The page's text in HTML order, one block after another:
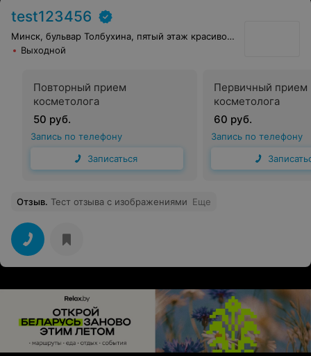
массу удовольствия ♥️
test123456
Минск, бульвар Толбухина, пятый этаж красивого здания, 2
Выходной
Повторный прием
косметолога
50 руб.
Запись по телефону
Записаться
Первичный прием
косметолога
60 руб.
Запись по телефону
Отзыв. Тест отзыва с изображениями Еще